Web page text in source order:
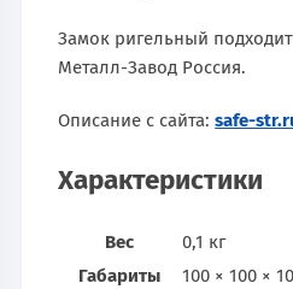
Замок ригельный
Металл-Завод Россия.
Описание с сайта:safe-
Характеристики
Вес
0,1 кг
Габариты
100 × 100 ×